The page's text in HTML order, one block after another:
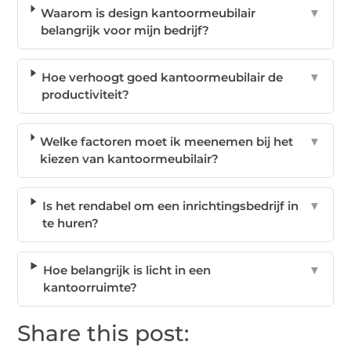
Waarom is design kantoormeubilair
belangrijk voor mijn bedrijf?
▼
Hoe verhoogt goed kantoormeubilair de
productiviteit?
▼
Welke factoren moet ik meenemen bij het
kiezen van kantoormeubilair?
▼
Is het rendabel om een inrichtingsbedrijf in
te huren?
▼
Hoe belangrijk is licht in een
kantoorruimte?
▼
Share this post: